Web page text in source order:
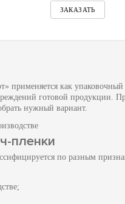
применяется как
готовой продукции.
нужный вариант.
пленки
по разным